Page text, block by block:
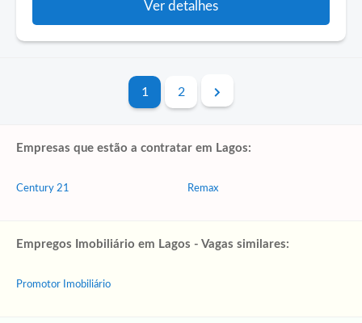
Ver detalhes
1 2
Empresas que estão a contratar em Lagos:
Century 21 Remax
Empregos Imobiliário em Lagos - Vagas similares:
Promotor Imobiliário